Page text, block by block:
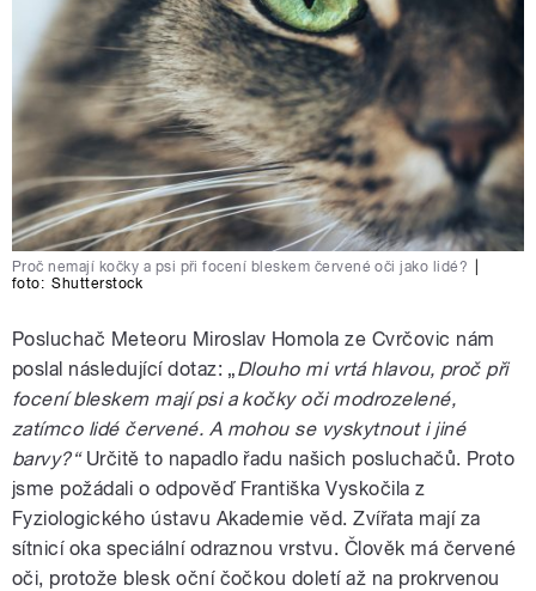
Proč nemají kočky a psi při focení bleskem červené oči jako lidé?
foto: Shutterstock
Posluchač Meteoru Miroslav Homola ze Cvrčovic nám
poslal následující dotaz: „Dlouho mi vrtá hlavou, proč při
focení bleskem mají psi a kočky oči modrozelené,
zatímco lidé červené. A mohou se vyskytnout i jiné
barvy?“ Určitě to napadlo řadu našich posluchačů. Proto
jsme požádali o odpověď Františka Vyskočila z
Fyziologického ústavu Akademie věd. Zvířata mají za
sítnicí oka speciální odraznou vrstvu. Člověk má červené
oči, protože blesk oční čočkou doletí až na prokrvenou